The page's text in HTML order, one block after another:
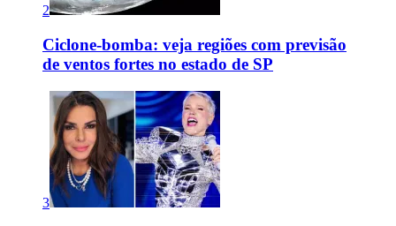
2
Ciclone-bomba: veja regiões com previsão
de ventos fortes no estado de SP
3